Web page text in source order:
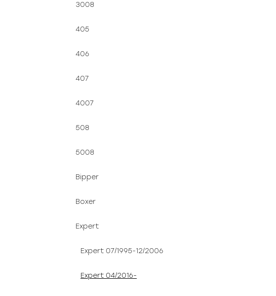
3008
405
406
407
4007
508
5008
Bipper
Boxer
Expert
Expert 07/1995-12/2006
Expert 04/2016-